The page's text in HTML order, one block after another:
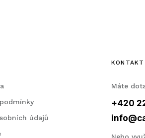
údajů
KONTAKT
Máte
+420